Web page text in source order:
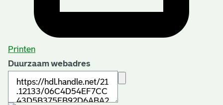
Printen
Duurzaam webadres